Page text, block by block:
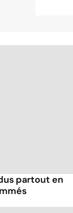
partout en